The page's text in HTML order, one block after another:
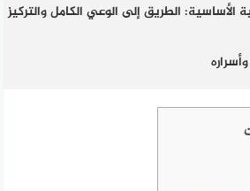
الأساسية: الطريق إلى الوعي الكامل والتركيز